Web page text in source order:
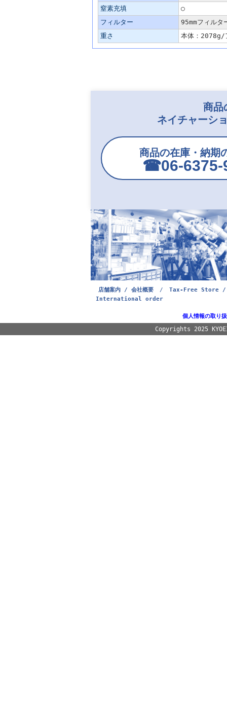
窒素充填
○
フィルター
95mmフィルタ
重さ
本体：2078g/
商品
ネイチャーシ
商品の在庫・納期
☎︎06-6375-
店舗案内 / 会社概要 /
Tax-Free Store /
International order
個人情報の取り
Copyrights 2025